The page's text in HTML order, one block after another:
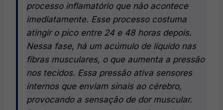
processo inflamatório que não acontece
imediatamente. Esse processo costuma
atingir o pico entre 24 e 48 horas depois.
Nessa fase, há um acúmulo de líquido nas
fibras musculares, o que aumenta a pressão
nos tecidos. Essa pressão ativa sensores
internos que enviam sinais ao cérebro,
provocando a sensação de dor muscular.